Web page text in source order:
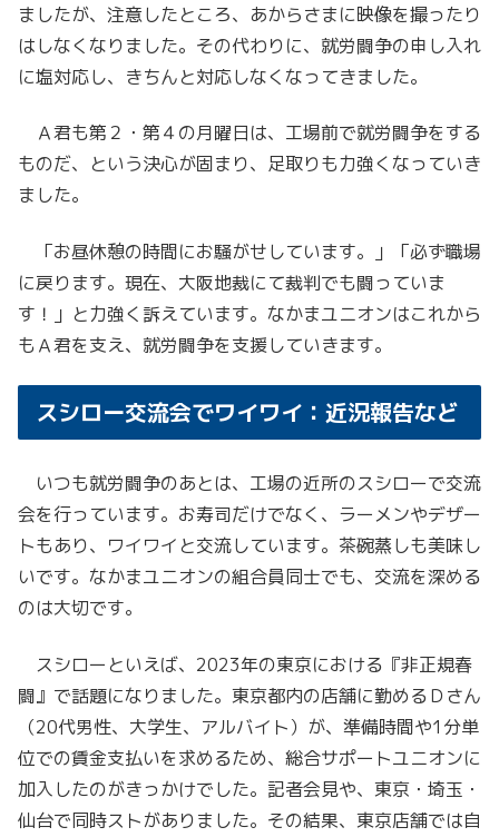
ましたが、注意したところ、あからさまに映像を撮ったり
はしなくなりました。その代わりに、就労闘争の申し入れ
に塩対応し、きちんと対応しなくなってきました。
Ａ君も第２・第４の月曜日は、工場前で就労闘争をする
ものだ、という決心が固まり、足取りも力強くなっていき
ました。
「お昼休憩の時間にお騒がせしています。」「必ず職場
に戻ります。現在、大阪地裁にて裁判でも闘っていま
す！」と力強く訴えています。なかまユニオンはこれから
もＡ君を支え、就労闘争を支援していきます。
スシロー交流会でワイワイ：近況報告など
いつも就労闘争のあとは、工場の近所のスシローで交流
会を行っています。お寿司だけでなく、ラーメンやデザー
トもあり、ワイワイと交流しています。茶碗蒸しも美味し
いです。なかまユニオンの組合員同士でも、交流を深める
のは大切です。
スシローといえば、2023年の東京における『非正規春
闘』で話題になりました。東京都内の店舗に勤めるＤさん
（20代男性、大学生、アルバイト）が、準備時間や1分単
位での賃金支払いを求めるため、総合サポートユニオンに
加入したのがきっかけでした。記者会見や、東京・埼玉・
仙台で同時ストがありました。その結果、東京店舗では自